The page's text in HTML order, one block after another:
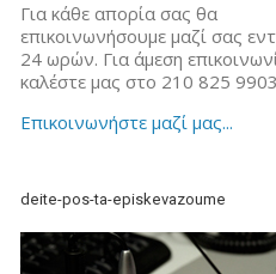
Για κάθε απορία σας θα
επικοινωνήσουμε μαζί σας
24 ωρών. Για άμεση
καλέστε μας στο 210 825
Επικοινωνήστε μαζί μας...
deite-pos-ta-episkevazoume